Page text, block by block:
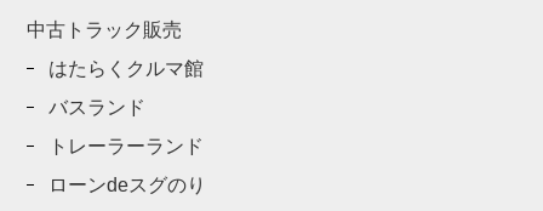
中古トラック販売
はたらくクルマ館
バスランド
トレーラーランド
ローンdeスグのり